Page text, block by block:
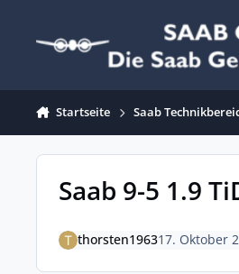
Startseite Saab
Saab 9-5 1.9
thorsten196317. Oktober